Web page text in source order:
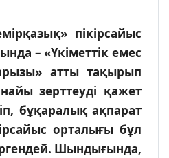
пiкiрсайыс
– «Үкiметтiк емес
атты тақырып
зерттеудi қажет
бұқаралық ақпарат
орталығы бұл
Шындығында,